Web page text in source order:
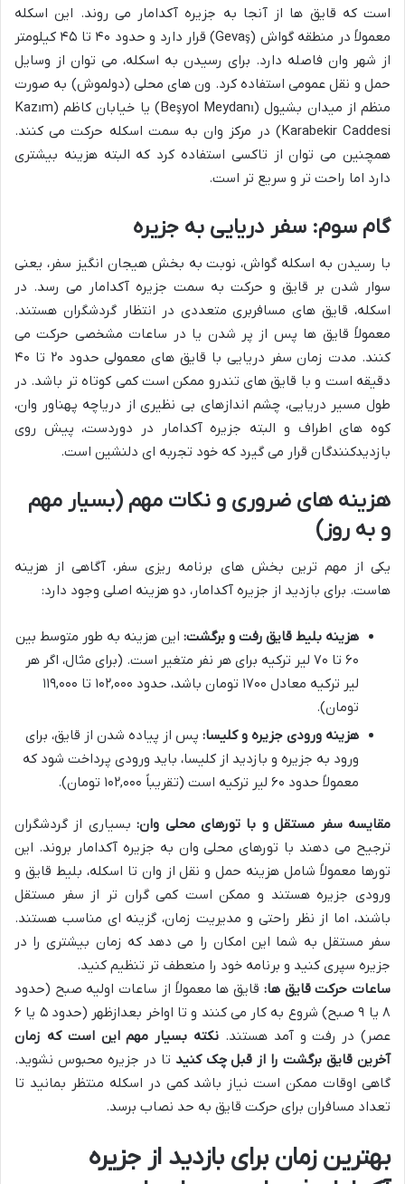
است که قایق ها از آنجا به جزیره آکدامار می روند. این اسکله
معمولاً در منطقه گواش (Gevaş) قرار دارد و حدود ۴۰ تا ۴۵ کیلومتر
از شهر وان فاصله دارد. برای رسیدن به اسکله، می توان از وسایل
حمل و نقل عمومی استفاده کرد. ون های محلی (دولموش) به صورت
منظم از میدان بشیول (Beşyol Meydanı) یا خیابان کاظم (Kazım
Karabekir Caddesi) در مرکز وان به سمت اسکله حرکت می کنند.
همچنین می توان از تاکسی استفاده کرد که البته هزینه بیشتری
دارد اما راحت تر و سریع تر است.
گام سوم: سفر دریایی به جزیره
با رسیدن به اسکله گواش، نوبت به بخش هیجان انگیز سفر، یعنی
سوار شدن بر قایق و حرکت به سمت جزیره آکدامار می رسد. در
اسکله، قایق های مسافربری متعددی در انتظار گردشگران هستند.
معمولاً قایق ها پس از پر شدن یا در ساعات مشخصی حرکت می
کنند. مدت زمان سفر دریایی با قایق های معمولی حدود ۲۰ تا ۴۰
دقیقه است و با قایق های تندرو ممکن است کمی کوتاه تر باشد. در
طول مسیر دریایی، چشم اندازهای بی نظیری از دریاچه پهناور وان،
کوه های اطراف و البته جزیره آکدامار در دوردست، پیش روی
بازدیدکنندگان قرار می گیرد که خود تجربه ای دلنشین است.
هزینه های ضروری و نکات مهم (بسیار مهم
و به روز)
یکی از مهم ترین بخش های برنامه ریزی سفر، آگاهی از هزینه
هاست. برای بازدید از جزیره آکدامار، دو هزینه اصلی وجود دارد:
هزینه بلیط قایق رفت و برگشت: این هزینه به طور متوسط بین
۶۰ تا ۷۰ لیر ترکیه برای هر نفر متغیر است. (برای مثال، اگر هر
لیر ترکیه معادل ۱۷۰۰ تومان باشد، حدود ۱۰۲,۰۰۰ تا ۱۱۹,۰۰۰
تومان).
هزینه ورودی جزیره و کلیسا: پس از پیاده شدن از قایق، برای
ورود به جزیره و بازدید از کلیسا، باید ورودی پرداخت شود که
معمولاً حدود ۶۰ لیر ترکیه است (تقریباً ۱۰۲,۰۰۰ تومان).
مقایسه سفر مستقل و با تورهای محلی وان:بسیاری از گردشگران
ترجیح می دهند با تورهای محلی وان به جزیره آکدامار بروند. این
تورها معمولاً شامل هزینه حمل و نقل از وان تا اسکله، بلیط قایق و
ورودی جزیره هستند و ممکن است کمی گران تر از سفر مستقل
باشند، اما از نظر راحتی و مدیریت زمان، گزینه ای مناسب هستند.
سفر مستقل به شما این امکان را می دهد که زمان بیشتری را در
جزیره سپری کنید و برنامه خود را منعطف تر تنظیم کنید.
ساعات حرکت قایق ها: قایق ها معمولاً از ساعات اولیه صبح (حدود
۸ یا ۹ صبح) شروع به کار می کنند و تا اواخر بعدازظهر (حدود ۵ یا ۶
عصر) در رفت و آمد هستند. نکته بسیار مهم این است که زمان
آخرین قایق برگشت را از قبل چک کنید تا در جزیره محبوس نشوید.
گاهی اوقات ممکن است نیاز باشد کمی در اسکله منتظر بمانید تا
تعداد مسافران برای حرکت قایق به حد نصاب برسد.
بهترین زمان برای بازدید از جزیره